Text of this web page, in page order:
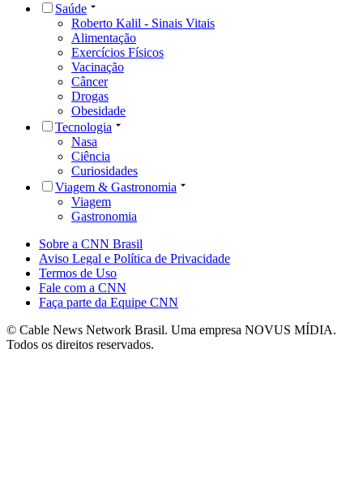
Saúde
Roberto Kalil - Sinais Vitais
Alimentação
Exercícios Físicos
Vacinação
Câncer
Drogas
Obesidade
Tecnologia
Nasa
Ciência
Curiosidades
Viagem & Gastronomia
Viagem
Gastronomia
Sobre a CNN Brasil
Aviso Legal e Política de Privacidade
Termos de Uso
Fale com a CNN
Faça parte da Equipe CNN
© Cable News Network Brasil. Uma empresa NOVUS MÍDIA.
Todos os direitos reservados.